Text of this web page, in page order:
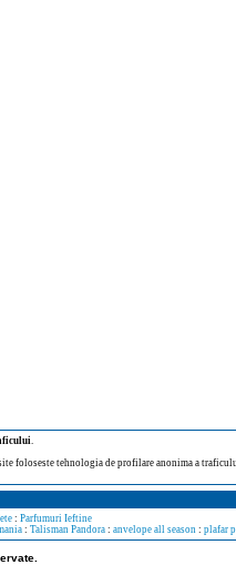
.
foloseste tehnologia de profilare anonima a
: Parfumuri Ieftine
: Talisman Pandora : anvelope all season : plafar